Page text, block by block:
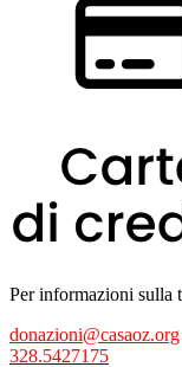
Per informazioni sulla
donazioni@casaoz.org
328.5427175